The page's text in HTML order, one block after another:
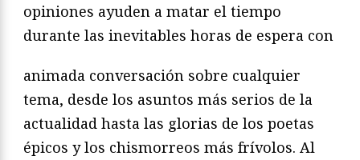
opiniones ayuden a matar el tiempo
durante las inevitables horas de espera con
animada conversación sobre cualquier
tema, desde los asuntos más serios de la
actualidad hasta las glorias de los poetas
épicos y los chismorreos más frívolos. Al